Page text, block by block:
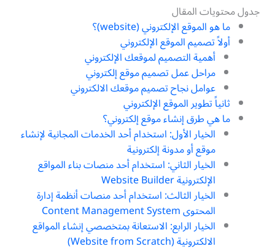
جدول محتويات المقال
ما هو الموقع الإلكتروني (website)؟
أولاً تصميم الموقع الإلكتروني
أهمية التصميم لموقعك الإلكتروني
مراحل عمل تصميم موقع إلكتروني
عوامل نجاح تصميم موقعك الالكتروني
ثانياً تطوير الموقع الإلكتروني
ما هي طرق إنشاء موقع إلكتروني؟
الخيار الأول: استخدام أحد الخدمات المجانية لإنشاء
موقع أو مدونة إلكترونية
الخيار الثاني: استخدام أحد منصات بناء المواقع
الإلكترونية Website Builder
الخيار الثالث: استخدام أحد منصات أنظمة إدارة
المحتوى Content Management System
الخيار الرابع: الاستعانة بمتخصصي إنشاء المواقع
الالكترونية (Website from Scratch)